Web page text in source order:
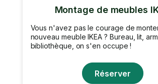
Montage de meubles
Vous n'avez pas le courage de
nouveau meuble IKEA ? Bureau, lit,
bibliothèque, on s'en occupe !
Réserver